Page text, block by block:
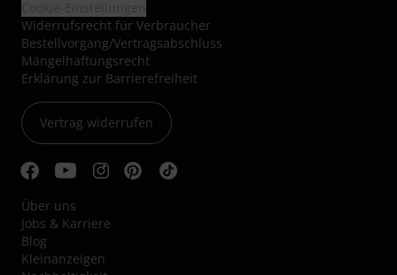
Widerrufsrecht für Verbraucher
Bestellvorgang/Vertragsabschluss
Mängelhaftungsrecht
Erklärung zur Barrierefreiheit
Vertrag widerrufen
Über uns
Jobs & Karriere
Blog
Kleinanzeigen